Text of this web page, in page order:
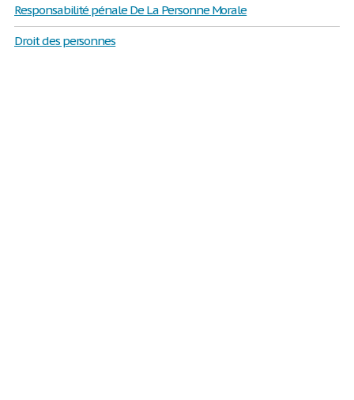
Responsabilité pénale De La Personne Morale
Droit des personnes